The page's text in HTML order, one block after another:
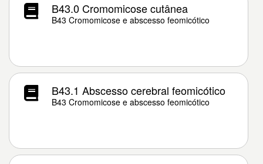
B43.0 Cromomicose cutânea
B43 Cromomicose e abscesso feomicótico
B43.1 Abscesso cerebral feomicótico
B43 Cromomicose e abscesso feomicótico